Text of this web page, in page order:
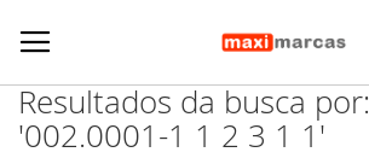
Resultados da busca por:
'002.0001-1 1 2 3 1 1'